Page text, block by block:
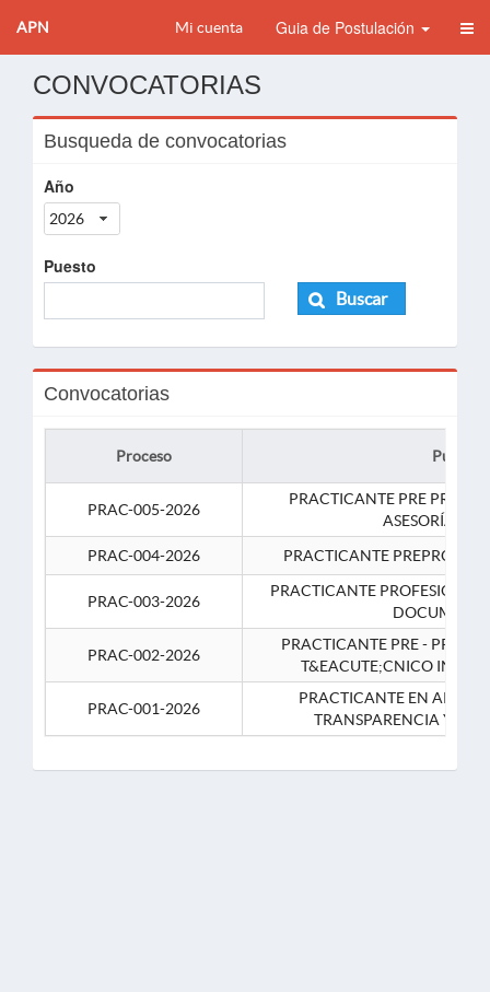
APN Mi cuenta Guia de Postulación
CONVOCATORIAS
Busqueda de convocatorias
Año
2026
Puesto
Buscar
Convocatorias
Proceso Puesto
PRAC-005-2026
PRACTICANTE PRE
ASESORÍA
PRAC-004-2026
PRACTICANTE
PRAC-003-2026
PRACTICANTE
PRAC-002-2026
PRACTICANTE PRE -
T&EACUTE;CNICO
PRAC-001-2026
PRACTICANTE EN APOYO
TRANSPARENCIA Y